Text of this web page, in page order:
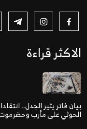
الاكثر قراءة
بيان فاتر يثير الجدل..
الحوثي على مأرب